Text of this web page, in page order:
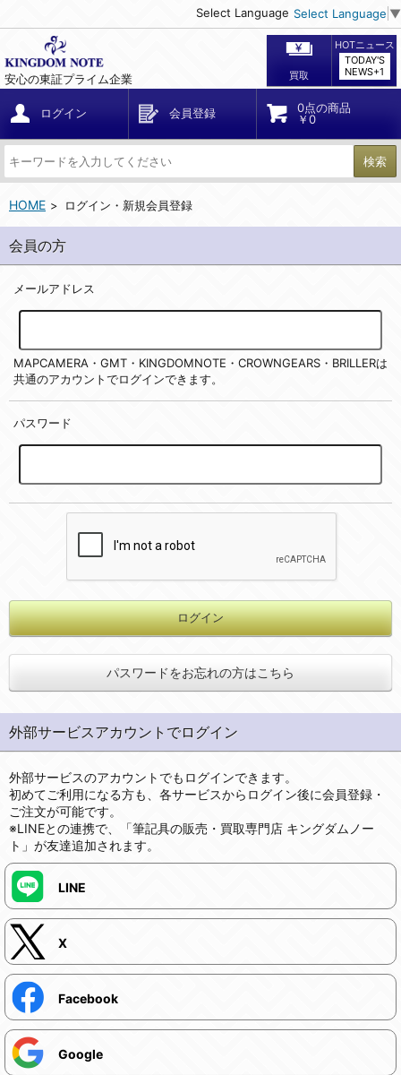
Select Language Select Language ▼
安心の東証プライム企業 買取
HOTニュース
TODAY'S
NEWS+1
ログイン 会員登録
0点の商品
￥0
検索
HOME ログイン・新規会員登録
会員の方
メールアドレス
MAPCAMERA・GMT・KINGDOMNOTE・CROWNGEARS・BRILLERは
共通のアカウントでログインできます。
パスワード
パスワードをお忘れの方はこちら
外部サービスアカウントでログイン
外部サービスのアカウントでもログインできます。
初めてご利用になる方も、各サービスからログイン後に会員登録・
ご注文が可能です。
※LINEとの連携で、「筆記具の販売・買取専門店 キングダムノー
ト」が友達追加されます。
LINE
X
Facebook
Google